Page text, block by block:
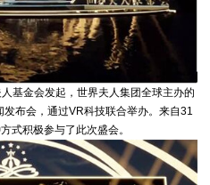
基金会发起，世界夫人集团全球主办的
布会，通过VR科技联合举办。来自31
式积极参与了此次盛会。